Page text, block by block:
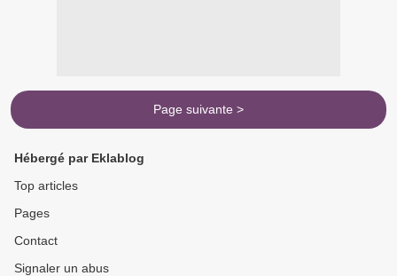
Page suivante >
Hébergé par Eklablog
Top articles
Pages
Contact
Signaler un abus